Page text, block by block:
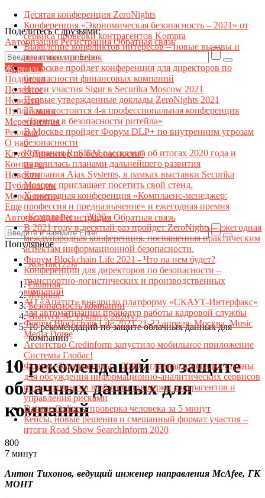
Поделитесь с друзьями:
АвторизацияРегистрацияОбратная связь
Журналы
Подписка
Полезное
Новости
Публикации
Мероприятия
Реклама
О нас
Клуб "Директор по безопасности"
Контакты
Новости
Публикации
Мероприятия
Еще
АвторизацияРегистрация Обратная связь
Популярное
Десятая конференция ZeroNights
Конференция «Экономическая безопасность – 2021» от
сервиса проверки контрагентов Kompra
Выявление конфликтов интересов – новые вызовы и
практики проверок
В Москве пройдет конференция для директоров по
безопасности финансовых компаний
Итоги участия Sigur в Securika Moscow 2021
Первые утвержденные доклады ZeroNights 2021
27 мая состоится 4-я профессиональная конференция
«Тренды в безопасности ритейла»
В Москве пройдет Форум DLP+ по внутренним угрозам
безопасности
Компания RuSIEM рассказала об итогах 2020 года и
поделилась планами дальнейшего развития
Компания Ajax Systems, в рамках выставки Securika
Moscow приглашает посетить свой стенд.
X ежегодная конференция «Комплаенс-менеджер:
профессия и предназначение» и ежегодная премия
«Комплаенс — 2020»
В 2021 году в десятый раз пройдет ZeroNights – ежегодная
международная конференция, посвященная практическим
аспектам информационной безопасности.
Форум Blockchain Life 2021 - Что на нем будет?
Конференции для директоров по безопасности –
транспортно-логистических и производственных
компаний
АО «Апатит» внедрило платформу «СКАУТ-Интерфакс»
для автоматизации процедур работы кадровой службы
Форум Blockchain Life 2021 21-22 апреля, Москва, Music
Media Dome
Агентство Credinform запустило мобильное приложение
Системы Глобас!
Форум «Контрагенты – 2020 – главная площадка страны
для обсуждения информационно-аналитических сервисов
и инструментов в области проверки контрагентов и
управления рисками
Datame.Online – проверка человека за 5 минут
Кейсы, новые решения и смешанный формат участия –
итоги Road Show SearchInform 2020
Контакт22ы
Главная
Журнал
Безопасность компании
Выпуск № 3 (март), 2020 г.
10 рекомендаций по защите облачных данных для
компаний
10 рекомендаций по защите
облачных данных для
компаний
800
7 минут
Антон Тихонов, ведущий инженер направления McAfee, ГК
МОНТ